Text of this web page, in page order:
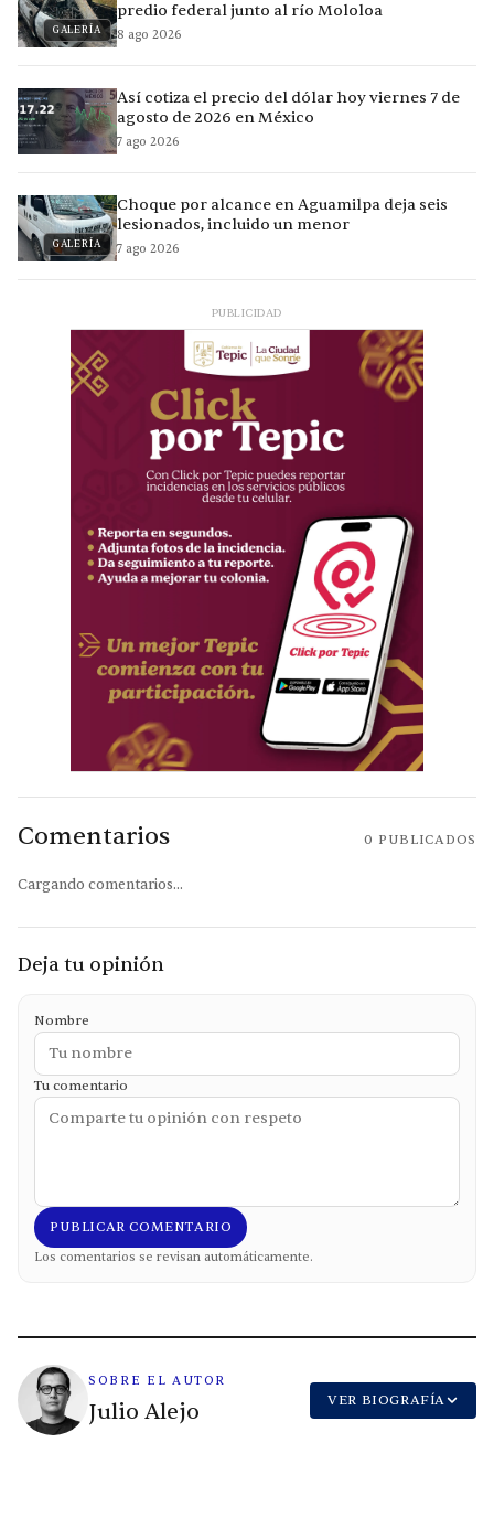
GALERÍA
predio federal junto al río Mololoa
8 ago 2026
Así cotiza el precio del dólar hoy viernes 7 de
agosto de 2026 en México
7 ago 2026
GALERÍA
Choque por alcance en Aguamilpa deja seis
lesionados, incluido un menor
7 ago 2026
PUBLICIDAD
Comentarios 0 PUBLICADOS
Cargando comentarios...
Deja tu opinión
Nombre
Tu comentario
PUBLICAR COMENTARIO
Los comentarios se revisan automáticamente.
SOBRE EL AUTOR
Julio Alejo VER BIOGRAFÍA